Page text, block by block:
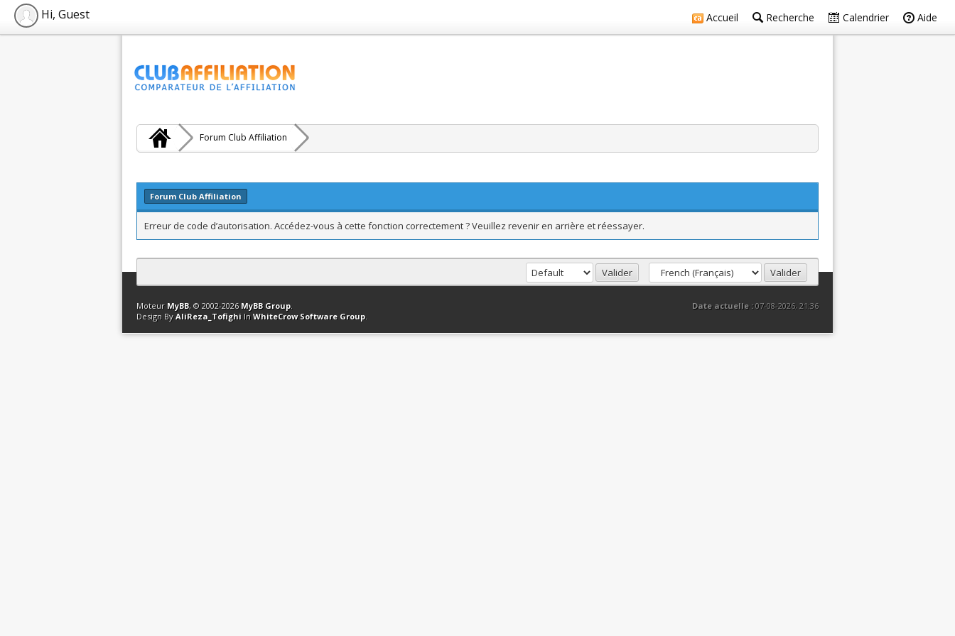
Accueil Recherche Calendrier Aide
Hi, Guest
Forum Club Affiliation
Forum Club Affiliation
Erreur de code d’autorisation. Accédez-vous à cette fonction correctement ? Veuillez revenir en arrière et réessayer.
Contact Club Affiliation Retourner en haut Version bas-débit (Archivé) Syndication RSS
Date actuelle :07-08-2026, 21:36
Moteur MyBB, © 2002-2026 MyBB Group.
Design By AliReza_Tofighi In WhiteCrow Software Group.